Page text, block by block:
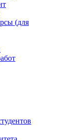
(для